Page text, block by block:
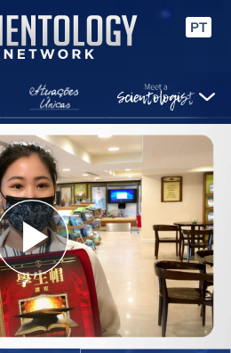
PT
Play
Video